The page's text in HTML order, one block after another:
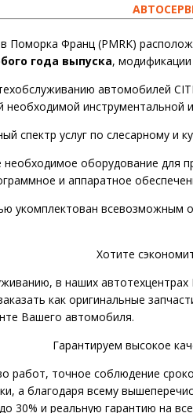
Поморка Франц (PMRK)
года выпуска,
автомобилей
необходимой
спектр услуг по слесарному и
необходимое оборудование
и аппаратное
укомплектован всевозможным
Хотите
в наших
как оригинальные
Вашего автомобиля.
Гарантируем высокое
работ, точное соблюдение
а благодаря всему
30% и реальную гарантию на все